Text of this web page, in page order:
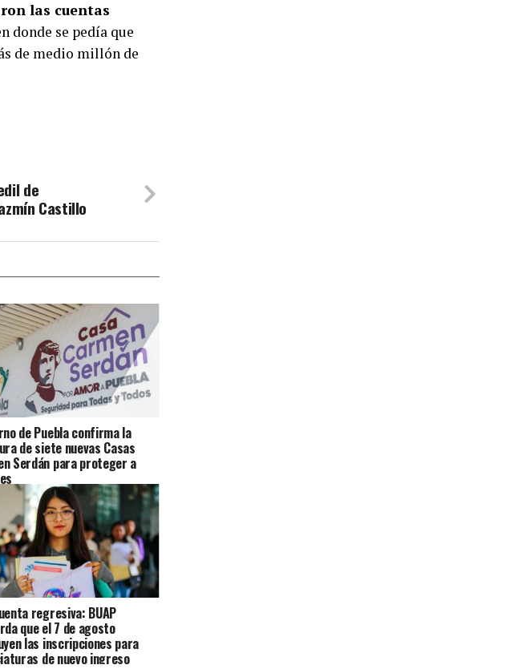
las cuentas
donde se pedía que
de medio millón de
de
Castillo
de Puebla confirma la
de siete nuevas Casas
Serdán para proteger a
regresiva: BUAP
que el 7 de agosto
las inscripciones para
de nuevo ingreso